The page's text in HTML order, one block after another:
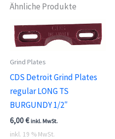
Ähnliche Produkte
Grind Plates
CDS Detroit Grind Plates
regular LONG TS
BURGUNDY 1/2″
6,00€ inkl. MwSt.
inkl. 19 % MwSt.